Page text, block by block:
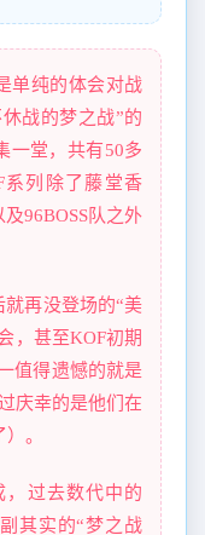
单纯的体会对战
战的梦之战”的
一堂，共有50多
系列除了藤堂香
96BOSS队之外
就再没登场的“美
，甚至KOF初期
值得遗憾的就是
庆幸的是他们在
。
，过去数代中的
其实的“梦之战